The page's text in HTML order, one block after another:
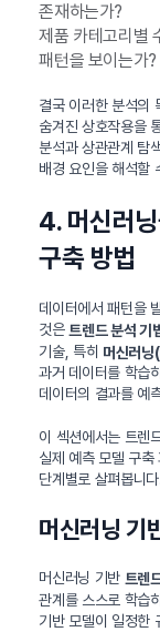
존재하는가?
제품 카테고리별
패턴을 보이는가?
결국 이러한 분석의
숨겨진 상호작용을
분석과 상관관계 탐
배경 요인을 해석할
4. 머신러
구축 방법
데이터에서 패턴을
것은 트렌드 분석 기
기술, 특히 머신러
과거 데이터를 학습
데이터의 결과를 예
이 섹션에서는 트렌
실제 예측 모델 구축
단계별로 살펴봅니
머신러닝 기
머신러닝 기반 트렌
관계를 스스로 학습
기반 모델이 일정한